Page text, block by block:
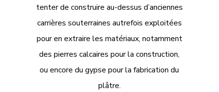
tenter de construire au-dessus d’anciennes
carrières souterraines autrefois exploitées
pour en extraire les matériaux, notamment
des pierres calcaires pour la construction,
ou encore du gypse pour la fabrication du
plâtre.